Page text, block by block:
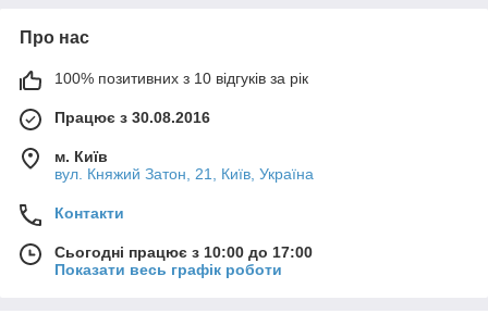
Про нас
100% позитивних з 10 відгуків за рік
Працює з 30.08.2016
м. Київ
вул. Княжий Затон, 21, Київ, Україна
Контакти
Сьогодні працює з 10:00 до 17:00
Показати весь графік роботи